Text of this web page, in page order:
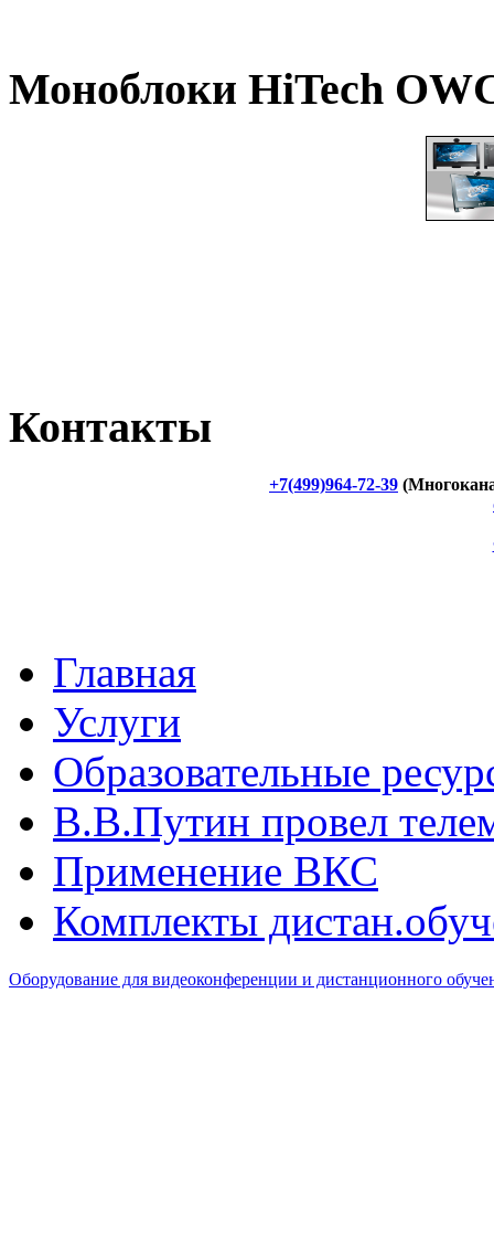
Моноблоки HiTech
Контакты
+7(499)964-72-39
Главная
Услуги
Образовательные
В.B.Путин провел
Применение ВКС
Комплекты
Оборудование для видеоконференции и дистанционного